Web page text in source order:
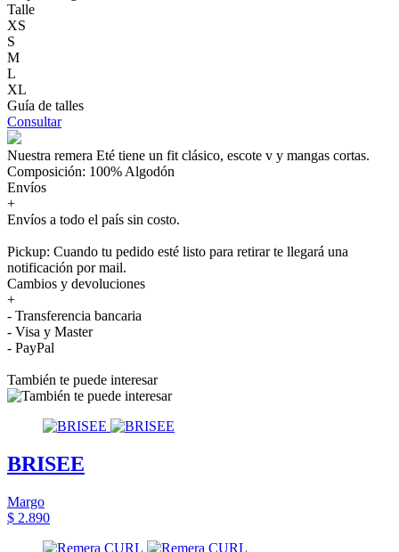
Talle
XS
S
M
L
XL
Guía de talles
Consultar
Nuestra remera Eté tiene un fit clásico, escote v y mangas cortas.
Composición: 100% Algodón
Envíos
+
Envíos a todo el país sin costo.
Pickup: Cuando tu pedido esté listo para retirar te llegará una
notificación por mail.
Cambios y devoluciones
+
- Transferencia bancaria
- Visa y Master
- PayPal
También te puede interesar
BRISEE
Margo
$ 2.890